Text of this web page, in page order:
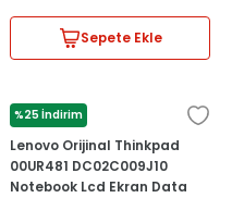
Sepete Ekle
%25 İndirim
LENOVO
Lenovo Orijinal Thinkpad
00UR481 DC02C009J10
Notebook Lcd Ekran Data